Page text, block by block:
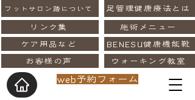
ケア用品など BENESU健康機能靴
施術メニュー
ウォーキング教室
フットサロン踏について 足管理健康療法とは
お客様の声
リンク集
web予約フォーム